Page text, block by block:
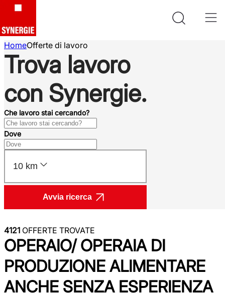
HomeOfferte di lavoro
Trova lavoro
con Synergie.
Che lavoro stai cercando?
Dove
10 km
Avvia ricerca
4121 OFFERTE TROVATE
OPERAIO/ OPERAIA DI
PRODUZIONE ALIMENTARE
ANCHE SENZA ESPERIENZA